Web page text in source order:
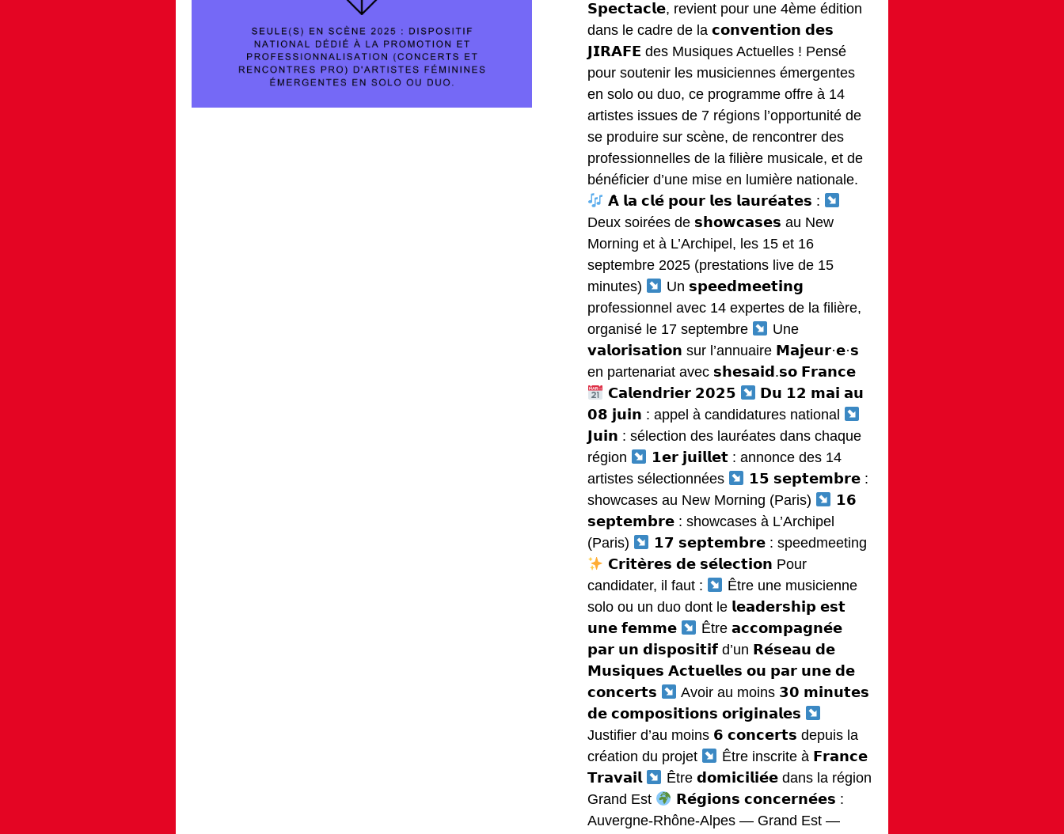
𝗦𝗽𝗲𝗰𝘁𝗮𝗰𝗹𝗲, revient pour une 4ème édition
dans le cadre de la 𝗰𝗼𝗻𝘃𝗲𝗻𝘁𝗶𝗼𝗻 𝗱𝗲𝘀
𝗝𝗜𝗥𝗔𝗙𝗘 des Musiques Actuelles ! Pensé
pour soutenir les musiciennes émergentes
en solo ou duo, ce programme offre à 14
artistes issues de 7 régions l’opportunité de
se produire sur scène, de rencontrer des
professionnelles de la filière musicale, et de
bénéficier d’une mise en lumière nationale.
𝗔̀ 𝗹𝗮 𝗰𝗹𝗲́ 𝗽𝗼𝘂𝗿 𝗹𝗲𝘀 𝗹𝗮𝘂𝗿𝗲́𝗮𝘁𝗲𝘀 :
Deux soirées de 𝘀𝗵𝗼𝘄𝗰𝗮𝘀𝗲𝘀 au New
Morning et à L’Archipel, les 15 et 16
septembre 2025 (prestations live de 15
minutes)
Un 𝘀𝗽𝗲𝗲𝗱𝗺𝗲𝗲𝘁𝗶𝗻𝗴
professionnel avec 14 expertes de la filière,
organisé le 17 septembre
Une
𝘃𝗮𝗹𝗼𝗿𝗶𝘀𝗮𝘁𝗶𝗼𝗻 sur l’annuaire 𝗠𝗮𝗷𝗲𝘂𝗿·𝗲·𝘀
en partenariat avec 𝘀𝗵𝗲𝘀𝗮𝗶𝗱.𝘀𝗼 𝗙𝗿𝗮𝗻𝗰𝗲
𝗖𝗮𝗹𝗲𝗻𝗱𝗿𝗶𝗲𝗿 𝟮𝟬𝟮𝟱
𝗗𝘂 𝟭𝟮 𝗺𝗮𝗶 𝗮𝘂
𝟬𝟴 𝗷𝘂𝗶𝗻 : appel à candidatures national
𝗝𝘂𝗶𝗻 : sélection des lauréates dans chaque
région
𝟭𝗲𝗿 𝗷𝘂𝗶𝗹𝗹𝗲𝘁 : annonce des 14
artistes sélectionnées
𝟭𝟱 𝘀𝗲𝗽𝘁𝗲𝗺𝗯𝗿𝗲 :
showcases au New Morning (Paris)
𝟭𝟲
𝘀𝗲𝗽𝘁𝗲𝗺𝗯𝗿𝗲 : showcases à L’Archipel
(Paris)
𝟭𝟳 𝘀𝗲𝗽𝘁𝗲𝗺𝗯𝗿𝗲 : speedmeeting
𝗖𝗿𝗶𝘁𝗲̀𝗿𝗲𝘀 𝗱𝗲 𝘀𝗲́𝗹𝗲𝗰𝘁𝗶𝗼𝗻 Pour
candidater, il faut :
Être une musicienne
solo ou un duo dont le 𝗹𝗲𝗮𝗱𝗲𝗿𝘀𝗵𝗶𝗽 𝗲𝘀𝘁
𝘂𝗻𝗲 𝗳𝗲𝗺𝗺𝗲
Être 𝗮𝗰𝗰𝗼𝗺𝗽𝗮𝗴𝗻𝗲́𝗲
𝗽𝗮𝗿 𝘂𝗻 𝗱𝗶𝘀𝗽𝗼𝘀𝗶𝘁𝗶𝗳 d’un 𝗥𝗲́𝘀𝗲𝗮𝘂 𝗱𝗲
𝗠𝘂𝘀𝗶𝗾𝘂𝗲𝘀 𝗔𝗰𝘁𝘂𝗲𝗹𝗹𝗲𝘀 𝗼𝘂 𝗽𝗮𝗿 𝘂𝗻𝗲 𝗱𝗲
𝗰𝗼𝗻𝗰𝗲𝗿𝘁𝘀
Avoir au moins 𝟯𝟬 𝗺𝗶𝗻𝘂𝘁𝗲𝘀
𝗱𝗲 𝗰𝗼𝗺𝗽𝗼𝘀𝗶𝘁𝗶𝗼𝗻𝘀 𝗼𝗿𝗶𝗴𝗶𝗻𝗮𝗹𝗲𝘀
Justifier d’au moins 𝟲 𝗰𝗼𝗻𝗰𝗲𝗿𝘁𝘀 depuis la
création du projet
Être inscrite à 𝗙𝗿𝗮𝗻𝗰𝗲
𝗧𝗿𝗮𝘃𝗮𝗶𝗹
Être 𝗱𝗼𝗺𝗶𝗰𝗶𝗹𝗶𝗲́𝗲 dans la région
Grand Est
𝗥𝗲́𝗴𝗶𝗼𝗻𝘀 𝗰𝗼𝗻𝗰𝗲𝗿𝗻𝗲́𝗲𝘀 :
Auvergne-Rhône-Alpes — Grand Est —